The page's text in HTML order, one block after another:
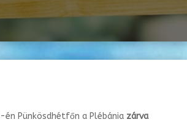
én Pünkösdhétfőn a Plébánia zárva